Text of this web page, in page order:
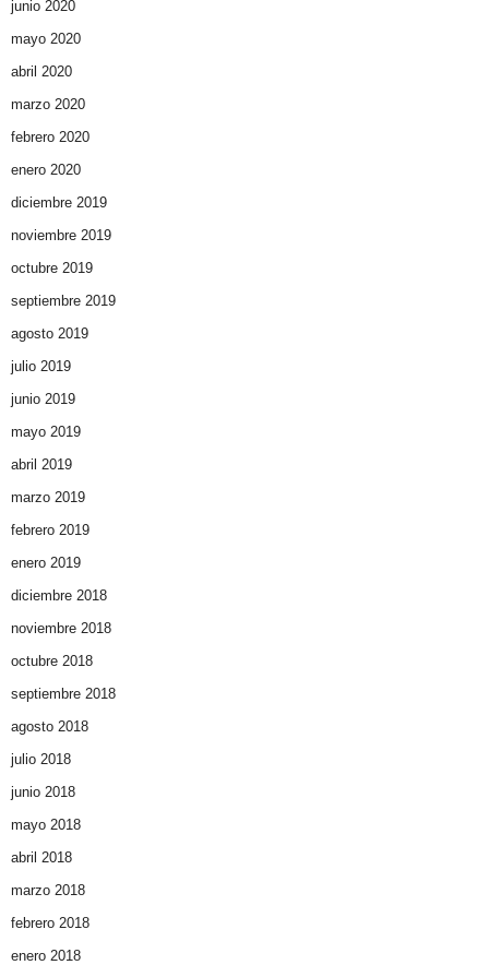
junio 2020
mayo 2020
abril 2020
marzo 2020
febrero 2020
enero 2020
diciembre 2019
noviembre 2019
octubre 2019
septiembre 2019
agosto 2019
julio 2019
junio 2019
mayo 2019
abril 2019
marzo 2019
febrero 2019
enero 2019
diciembre 2018
noviembre 2018
octubre 2018
septiembre 2018
agosto 2018
julio 2018
junio 2018
mayo 2018
abril 2018
marzo 2018
febrero 2018
enero 2018